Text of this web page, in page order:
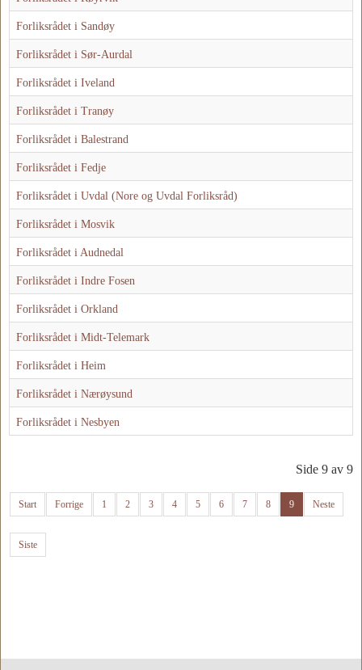
Forliksrådet i Sandøy
Forliksrådet i Sør-Aurdal
Forliksrådet i Iveland
Forliksrådet i Tranøy
Forliksrådet i Balestrand
Forliksrådet i Fedje
Forliksrådet i Uvdal (Nore og Uvdal Forliksråd)
Forliksrådet i Mosvik
Forliksrådet i Audnedal
Forliksrådet i Indre Fosen
Forliksrådet i Orkland
Forliksrådet i Midt-Telemark
Forliksrådet i Heim
Forliksrådet i Nærøysund
Forliksrådet i Nesbyen
Side 9 av 9
Start Forrige 1 2 3 4 5 6 7 8 9 Neste
Siste